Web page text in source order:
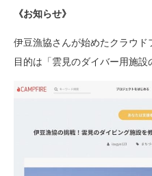
《お知らせ》
伊豆漁協さんが始めたクラウド
目的は「雲見のダイバー用施設